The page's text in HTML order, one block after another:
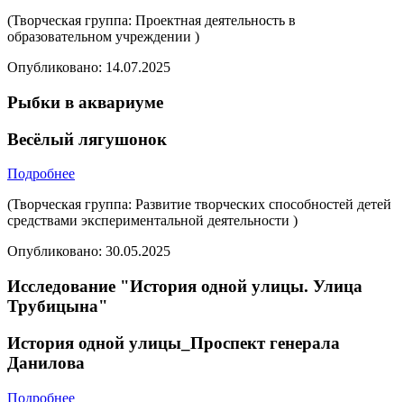
(Творческая группа: Проектная деятельность в
образовательном учреждении )
Опубликовано: 14.07.2025
Рыбки в аквариуме
Весёлый лягушонок
Подробнее
(Творческая группа: Развитие творческих способностей детей
средствами экспериментальной деятельности )
Опубликовано: 30.05.2025
Исследование "История одной улицы. Улица
Трубицына"
История одной улицы_Проспект генерала
Данилова
Подробнее